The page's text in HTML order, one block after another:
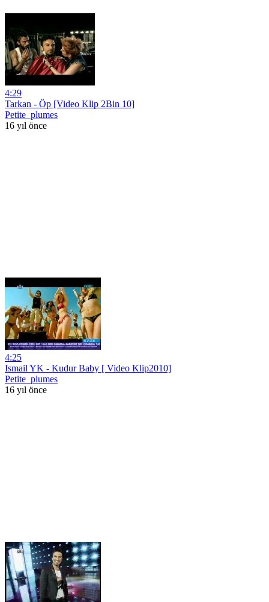
4:29
Tarkan - Öp [Video Klip 2Bin 10]
Petite_plumes
16 yıl önce
4:25
Ismail YK - Kudur Baby [ Video Klip2010]
Petite_plumes
16 yıl önce